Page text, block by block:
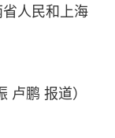
人民和上海
卢鹏 报道）